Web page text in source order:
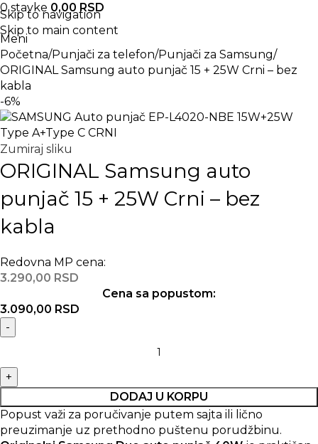
Skip to navigation
Skip to main content
0stavke 0,00 RSD
Meni
Početna Punjači za telefon Punjači za Samsung
ORIGINAL Samsung auto punjač 15 + 25W Crni – bez
kabla
-6%
Zumiraj sliku
ORIGINAL Samsung auto
punjač 15 + 25W Crni – bez
kabla
Redovna MP cena:
3.290,00 RSD
Cena sa popustom:
3.090,00 RSD
DODAJ U KORPU
Popust važi za poručivanje putem sajta ili lično
preuzimanje uz prethodno puštenu porudžbinu.